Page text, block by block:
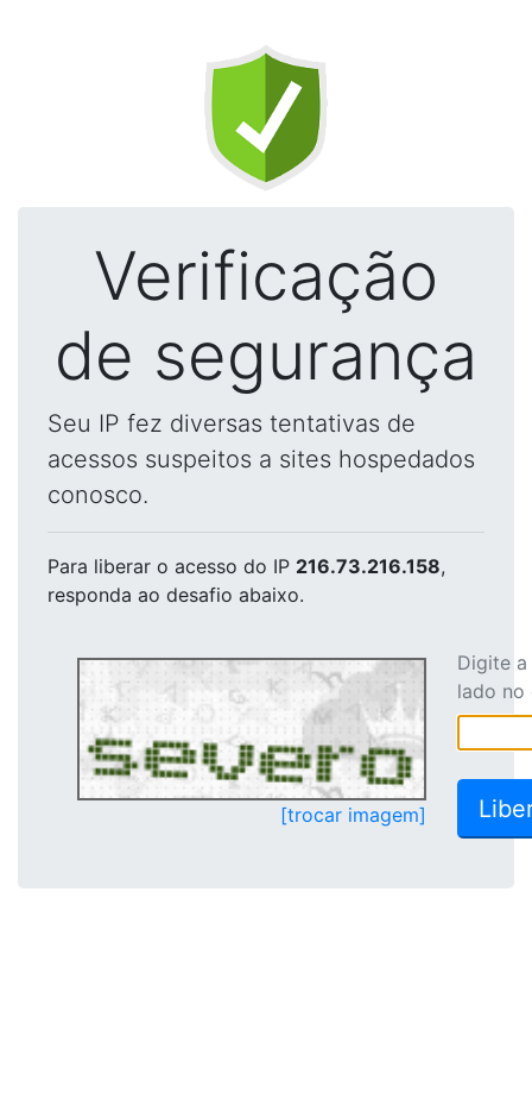
Verificação
de segurança
Seu IP fez diversas tentativas de
acessos suspeitos a sites hospedados
conosco.
Para liberar o acesso do IP 216.73.216.158,
responda ao desafio abaixo.
[trocar imagem]
Digite
lado no